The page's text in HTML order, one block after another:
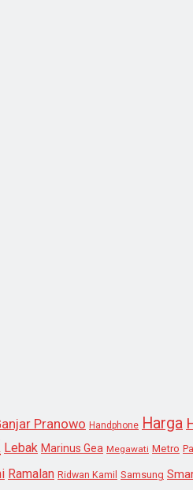
Pranowo Handphone Harga
Lebak Marinus Gea Megawati Metro
Ramalan Ridwan Kamil Samsung